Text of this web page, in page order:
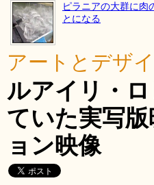
ピラニアの大群に肉
とになる
アートとデザ
ルアイリ・
ていた実写
ョン映像